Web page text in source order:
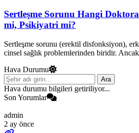
Sertleşme Sorunu Hangi
mi, Psikiyatri mi?
Sertleşme sorunu (erektil disfonksiyon),
cinsel sağlık problemlerinden biridir.
Hava Durumu
Ara
Hava durumu bilgileri getiriliyor...
Son Yorumlar
admin
2 ay önce